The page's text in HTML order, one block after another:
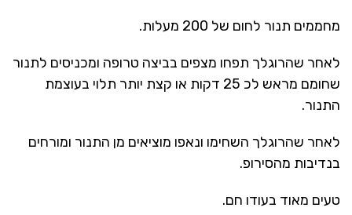
מחממים תנור לחום של 200 מעלות.
לאחר שהרוגלך תפחו מצפים בביצה טרופה ומכניסים לתנור
שחומם מראש לכ 25 דקות או קצת יותר תלוי בעוצמת
התנור.
לאחר שהרוגלך השחימו ונאפו מוציאים מן התנור ומורחים
בנדיבות מהסירופ.
טעים מאוד בעודו חם.